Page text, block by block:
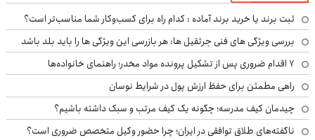
ثبت برند یا خرید برند آماده : کدام راه برای کسب‌وکار شما مناسب‌تر است؟
بررسی ویژگی های فنی جرثقیل ها: هر بازرسی این ویژگی ها را باید بلد باشد
۷ اقدام ضروری پس از تشکیل پرونده مواد مخدر؛ راهنمای خانواده‌ها
راهی مطمئن برای حفظ ارزش پول در شرایط نوسان
چیدمان کیف مدرسه؛ چگونه یک کیف مرتب و سبک داشته باشیم؟
ناگفته‌های طلاق توافقی در ایران؛ چرا حضور وکیل متخصص ضروری است؟